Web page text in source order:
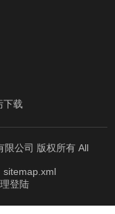
下载
限公司 版权所有 All
sitemap.xml
登陆